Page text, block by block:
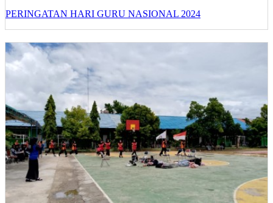
PERINGATAN HARI GURU NASIONAL 2024